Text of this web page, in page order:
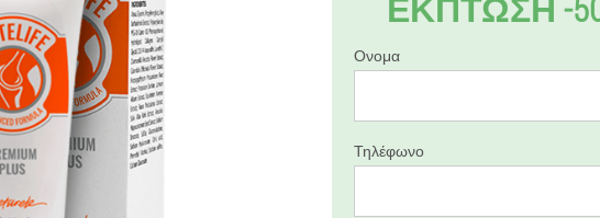
Ονομα
Τηλέφωνο